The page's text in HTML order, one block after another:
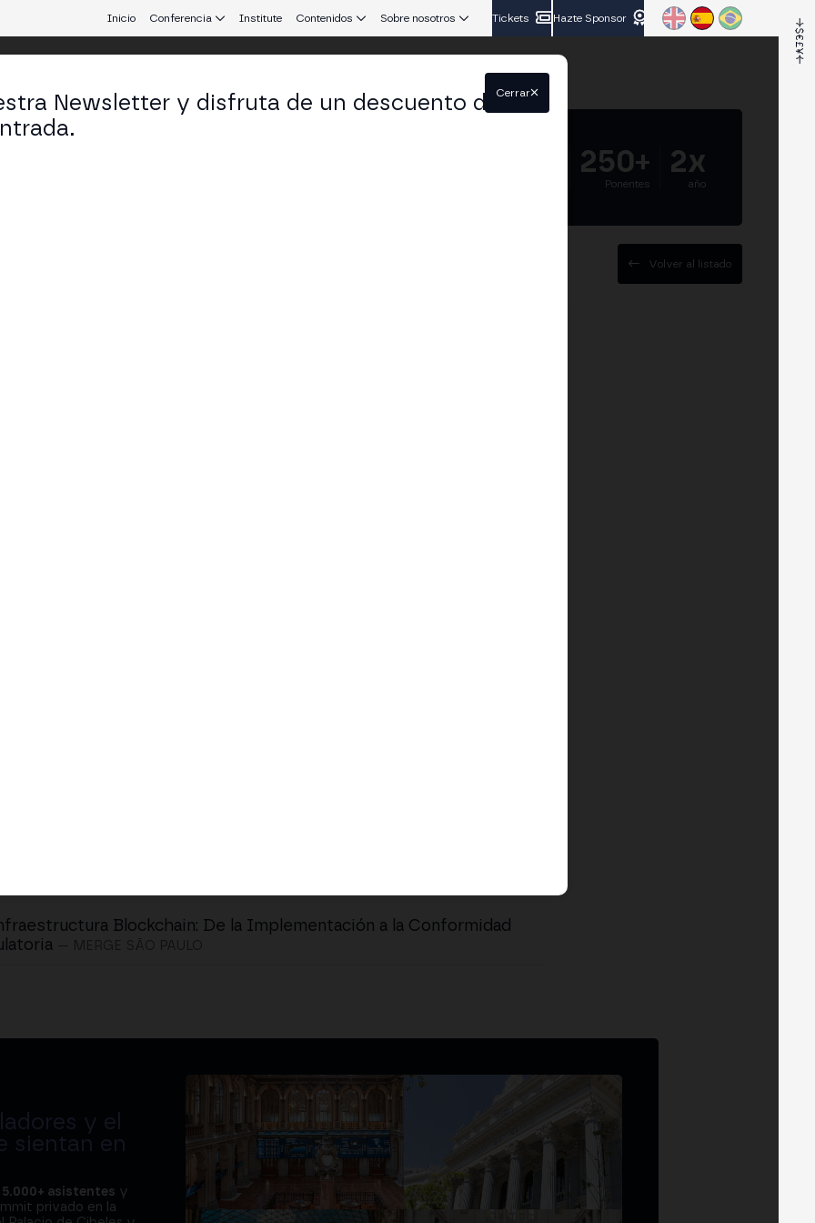
Inicio Conferencia Institute Contenidos Sobre nosotros Tickets Hazte Sponsor
250+
Ponentes
2x
año
Volver al listado
Blockchain: De la Implementación a la Conformidad
y el
sientan en
5.000+ asistentes y
privado en la
Newsletter y disfruta de un descuento delCerrar